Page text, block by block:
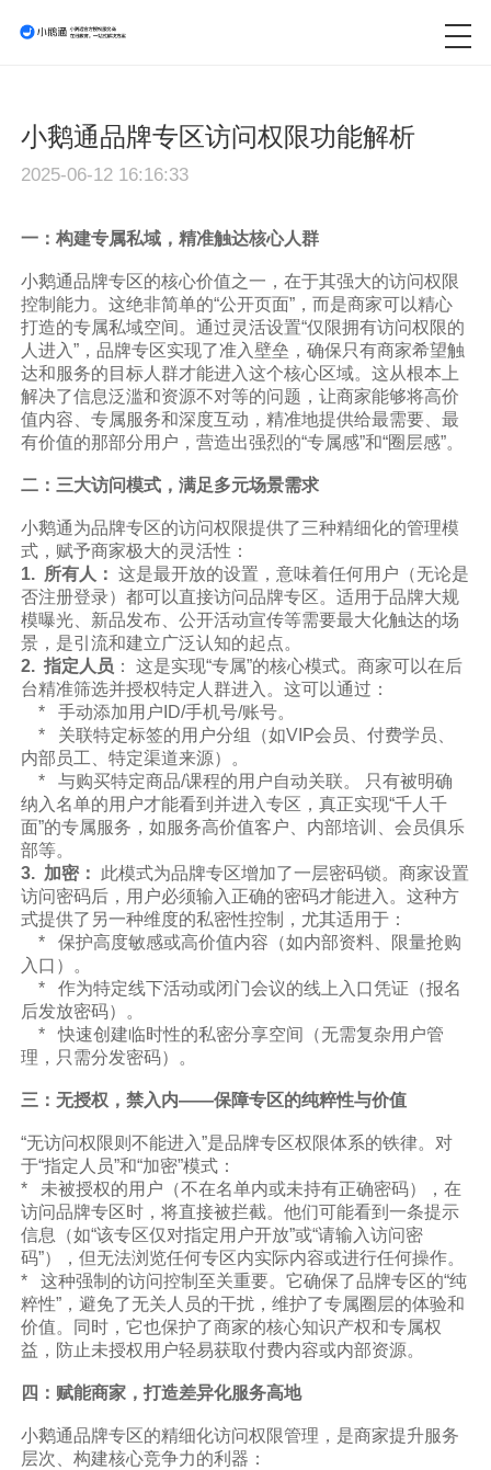
小鹅通品牌专区访问权限功能解析
2025-06-12 16:16:33
一：构建专属私域，精准触达核心人群
小鹅通品牌专区的核心价值之一，在于其强大的访问权限
控制能力。这绝非简单的“公开页面”，而是商家可以精心
打造的专属私域空间。通过灵活设置“仅限拥有访问权限的
人进入”，品牌专区实现了准入壁垒，确保只有商家希望触
达和服务的目标人群才能进入这个核心区域。这从根本上
解决了信息泛滥和资源不对等的问题，让商家能够将高价
值内容、专属服务和深度互动，精准地提供给最需要、最
有价值的那部分用户，营造出强烈的“专属感”和“圈层感”。
二：三大访问模式，满足多元场景需求
小鹅通为品牌专区的访问权限提供了三种精细化的管理模
式，赋予商家极大的灵活性：
1. 所有人： 这是最开放的设置，意味着任何用户（无论是
否注册登录）都可以直接访问品牌专区。适用于品牌大规
模曝光、新品发布、公开活动宣传等需要最大化触达的场
景，是引流和建立广泛认知的起点。
2. 指定人员 ： 这是实现“专属”的核心模式。商家可以在后
台精准筛选并授权特定人群进入。这可以通过：
* 手动添加用户ID/手机号/账号。
* 关联特定标签的用户分组（如VIP会员、付费学员、
内部员工、特定渠道来源）。
* 与购买特定商品/课程的用户自动关联。 只有被明确
纳入名单的用户才能看到并进入专区，真正实现“千人千
面”的专属服务，如服务高价值客户、内部培训、会员俱乐
部等。
3. 加密：
此模式为品牌专区增加了一层密码锁。商家设置
访问密码后，用户必须输入正确的密码才能进入。这种方
式提供了另一种维度的私密性控制，尤其适用于：
* 保护高度敏感或高价值内容（如内部资料、限量抢购
入口）。
* 作为特定线下活动或闭门会议的线上入口凭证（报名
后发放密码）。
* 快速创建临时性的私密分享空间（无需复杂用户管
理，只需分发密码）。
三：无授权，禁入内——保障专区的纯粹性与价值
“无访问权限则不能进入”是品牌专区权限体系的铁律。对
于“指定人员”和“加密”模式：
* 未被授权的用户（不在名单内或未持有正确密码），在
访问品牌专区时，将直接被拦截。他们可能看到一条提示
信息（如“该专区仅对指定用户开放”或“请输入访问密
码”），但无法浏览任何专区内实际内容或进行任何操作。
* 这种强制的访问控制至关重要。它确保了品牌专区的“纯
粹性”，避免了无关人员的干扰，维护了专属圈层的体验和
价值。同时，它也保护了商家的核心知识产权和专属权
益，防止未授权用户轻易获取付费内容或内部资源。
四：赋能商家，打造差异化服务高地
小鹅通品牌专区的精细化访问权限管理，是商家提升服务
层次、构建核心竞争力的利器：